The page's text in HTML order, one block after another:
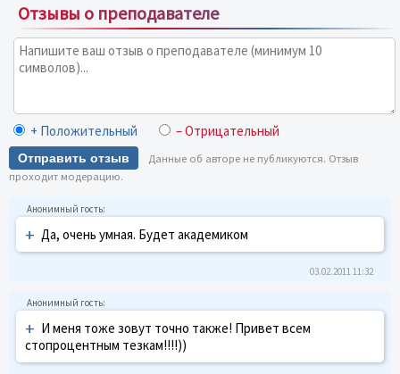
Отзывы о преподавателе
+ Положительный – Отрицательный
Отправить отзыв
Данные об авторе не публикуются. Отзыв
проходит модерацию.
+ Да, очень умная. Будет академиком
03.02.2011 11:32
+ И меня тоже зовут точно также! Привет всем
стопроцентным тезкам!!!!))